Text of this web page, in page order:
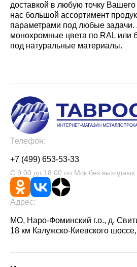
доставкой в любую точку
нас большой ассортимент
параметрами под любые задачи.
монохромные цвета по RAL или
под натуральные материалы.
Телефон:
+7 (499) 653-53-33
С 9:00 до 18:00 по Мск без выходных
Адрес:
МО, Наро-Фоминский г.о., д.
18 км Калужско-Киевского